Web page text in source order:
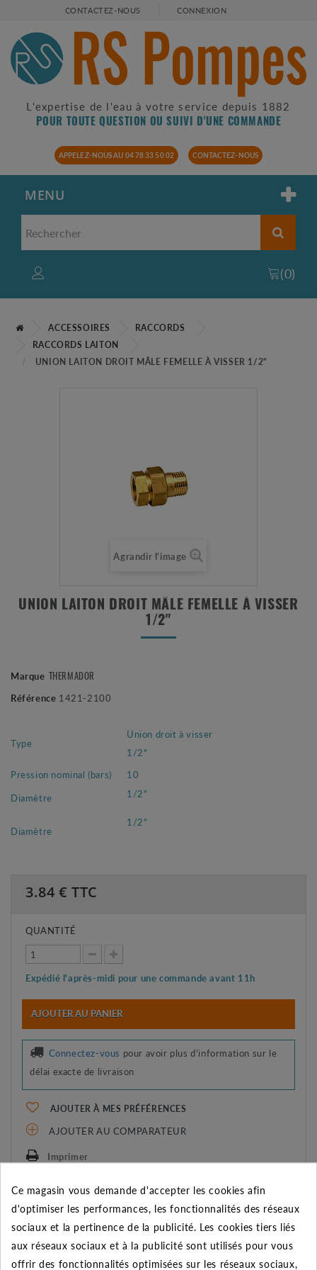
CONTACTEZ-NOUS CONNEXION
L'expertise de l'eau à votre service depuis 1882
POUR TOUTE QUESTION OU SUIVI D'UNE COMMANDE
APPELEZ-NOUS AU 04 78 33 50 02 CONTACTEZ-NOUS
MENU
(0)
ACCESSOIRES
RACCORDS
RACCORDS LAITON
UNION LAITON DROIT MÂLE FEMELLE À VISSER 1/2"
Agrandir l'image
UNION LAITON DROIT MÂLE FEMELLE À VISSER
1/2"
Marque THERMADOR
Référence 1421-2100
Type
Union droit à visser
1/2"
Pression nominal (bars)
10
Diamètre
1/2"
Diamètre
1/2"
3.84 € TTC
QUANTITÉ
Expédié l'après-midi pour une commande avant 11h
AJOUTER AU PANIER
Connectez-vous pour avoir plus d'information sur le
délai exacte de livraison
AJOUTER À MES PRÉFÉRENCES
AJOUTER AU COMPARATEUR
Imprimer
REMISE SUR LA QUANTITÉ
Appliquée dans le panier
Quantité Remise Vous économisez
Ce magasin vous demande d'accepter les cookies afin
d'optimiser les performances, les fonctionnalités des réseaux
sociaux et la pertinence de la publicité. Les cookies tiers liés
aux réseaux sociaux et à la publicité sont utilisés pour vous
offrir des fonctionnalités optimisées sur les réseaux sociaux,